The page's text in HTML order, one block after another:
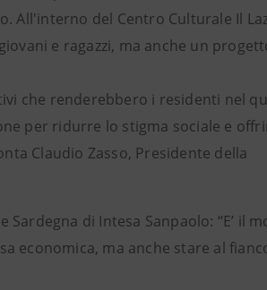
All'interno del Centro Culturale Il
e ragazzi, ma anche un
che renderebbero i residenti nel
per ridurre lo stigma sociale e
Claudio Zasso, Presidente della
di Intesa Sanpaolo: “E’ il
economica, ma anche stare al